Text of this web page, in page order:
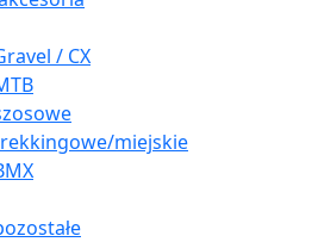
/ CX
miejskie